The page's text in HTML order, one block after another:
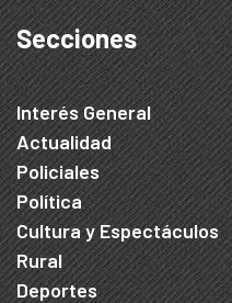
Secciones
Interés General
Actualidad
Policiales
Política
Cultura y Espectáculos
Rural
Deportes